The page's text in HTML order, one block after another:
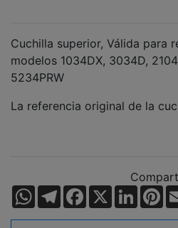
Cuchilla superior, Válida para
modelos 1034DX, 3034D,
5234PRW
La referencia original de la
WhatsApp
TelegramFacebook
X